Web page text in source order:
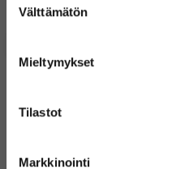
valinta
Välttämätön
Mieltymykset
Tilastot
Markkinointi
KUULOKELIITÄNTÄ
LIITÄNTÄ
KORKEUS
+ Lisää